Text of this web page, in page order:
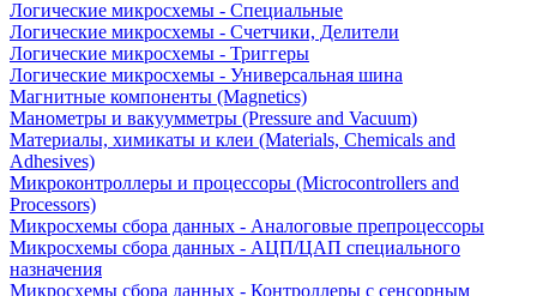
Логические микросхемы - Специальные
Логические микросхемы - Счетчики, Делители
Логические микросхемы - Триггеры
Логические микросхемы - Универсальная шина
Магнитные компоненты (Magnetics)
Манометры и вакуумметры (Pressure and Vacuum)
Материалы, химикаты и клеи (Materials, Chemicals and
Adhesives)
Микроконтроллеры и процессоры (Microcontrollers and
Processors)
Микросхемы сбора данных - Аналоговые препроцессоры
Микросхемы сбора данных - АЦП/ЦАП специального
назначения
Микросхемы сбора данных - Контроллеры с сенсорным